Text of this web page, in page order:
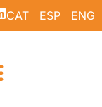
CAT ESP ENG